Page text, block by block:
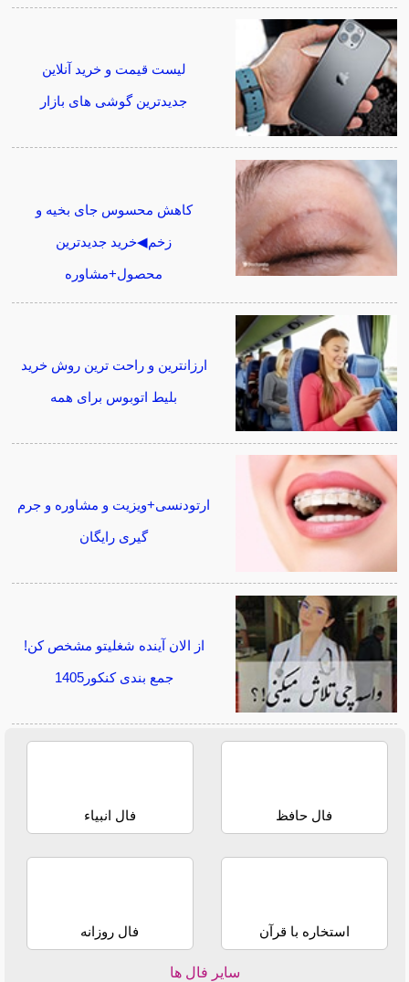
لیست قیمت و خرید آنلاین
جدیدترین گوشی های بازار
کاهش محسوس جای بخیه و
زخم◀خرید جدیدترین
محصول+مشاوره
ارزانترین و راحت ترین روش خرید
بلیط اتوبوس برای همه
ارتودنسی+ویزیت و مشاوره و جرم
گیری رایگان
از الان آینده شغلیتو مشخص کن!
جمع بندی کنکور1405
فال حافظ فال انبیاء
استخاره با قرآن فال روزانه
سایر فال ها